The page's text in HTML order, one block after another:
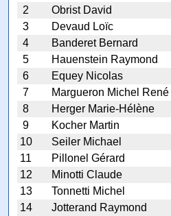
2
Obrist David
3
Devaud Loïc
4
Banderet Bernard
5
Hauenstein Raymond
6
Equey Nicolas
7
Margueron Michel René
8
Herger Marie-Hélène
9
Kocher Martin
10
Seiler Michael
11
Pillonel Gérard
12
Minotti Claude
13
Tonnetti Michel
14
Jotterand Raymond